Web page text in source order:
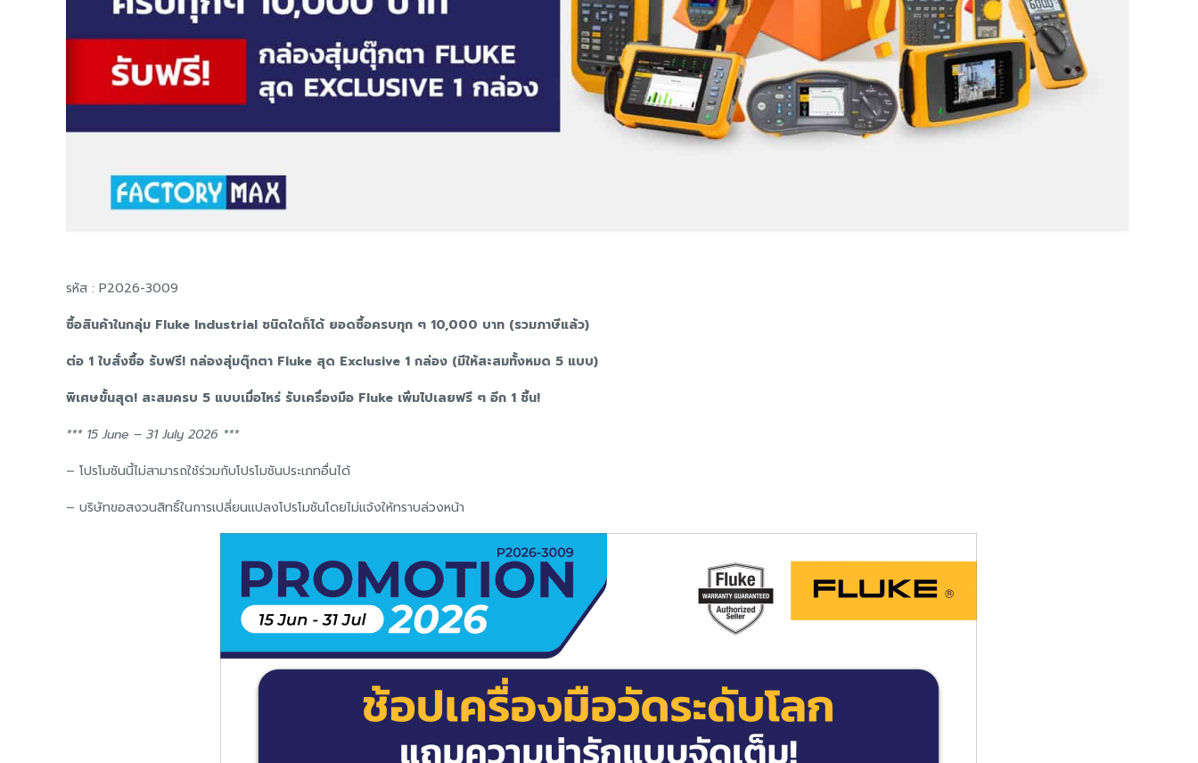
รหัส : P2026-3009
ซื้อสินค้าในกลุ่ม Fluke Industrial ชนิดใดก็ได้ ยอดซื้อครบทุก ๆ 10,000 บาท (รวมภาษีแล้ว)
ต่อ 1 ใบสั่งซื้อ รับฟรี! กล่องสุ่มตุ๊กตา Fluke สุด Exclusive 1 กล่อง (มีให้สะสมทั้งหมด 5 แบบ)
พิเศษขั้นสุด! สะสมครบ 5 แบบเมื่อไหร่ รับเครื่องมือ Fluke เพิ่มไปเลยฟรี ๆ อีก 1 ชิ้น!
*** 15 June – 31 July 2026 ***
– โปรโมชันนี้ไม่สามารถใช้ร่วมกับโปรโมชันประเภทอื่นได้
– บริษัทขอสงวนสิทธิ์ในการเปลี่ยนแปลงโปรโมชันโดยไม่แจ้งให้ทราบล่วงหน้า